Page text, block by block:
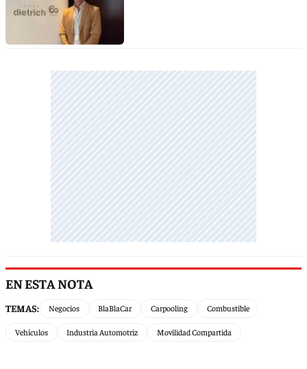
EN ESTA NOTA
TEMAS: Negocios BlaBlaCar Carpooling Combustible
Vehículos Industria Automotriz Movilidad Compartida